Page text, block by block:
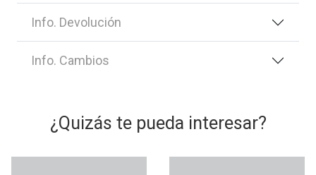
Info. Devolución
Info. Cambios
¿Quizás te pueda interesar?